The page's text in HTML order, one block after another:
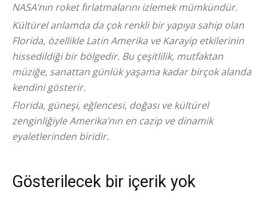
NASA’nın roket fırlatmalarını izlemek mümkündür.
Kültürel anlamda da çok renkli bir yapıya sahip olan
Florida, özellikle Latin Amerika ve Karayip etkilerinin
hissedildiği bir bölgedir. Bu çeşitlilik, mutfaktan
müziğe, sanattan günlük yaşama kadar birçok alanda
kendini gösterir.
Florida, güneşi, eğlencesi, doğası ve kültürel
zenginliğiyle Amerika’nın en cazip ve dinamik
eyaletlerinden biridir.
Gösterilecek bir içerik yok